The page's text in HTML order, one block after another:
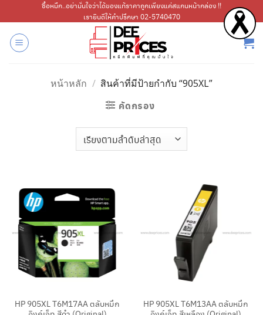
ไป
เนื้อหา
ซื้อหมึก..อย่ามั่นใจว่าได้ของแท้ราคาถูกเพียงแค่สแกนหน้ากล่อง !!
เรายินดีให้คำปรึกษา 02-5740470
หน้าหลัก / สินค้าที่มีป้ายกำกับ “905XL”
คัดกรอง
HP 905XL T6M17AA ตลับหมึก
HP 905XL T6M13AA ตลับหมึก